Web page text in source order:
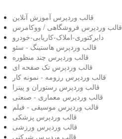
قالب وردپرس آموزش آنلاین
قالب وردپرس فروشگاهی / ووکامرس
دایرکتوری-املاک-کاریابی-خودرو
قالب وردپرس هاستینگ - سئو
قالب وردپرس چند منظوره
قالب وردپرس تک صفحه ای
قالب وردپرس رزومه - نمونه کار
قالب وردپرس رستوران و پیتزا
قالب وردپرس معماری - صنعتی
قالب وردپرس موسیقی - فیلم
قالب وردپرس پزشکی
قالب وردپرس ورزشی
قالب وردپرس شرکتی